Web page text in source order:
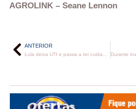
AGROLINK – Seane Lennon
ANTERIOR